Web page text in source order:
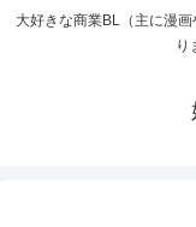
大好きな商業BL（主に漫
り